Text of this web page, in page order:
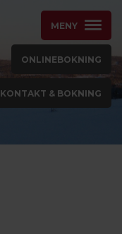
MENY
ONLINEBOKNING
KONTAKT & BOKNING